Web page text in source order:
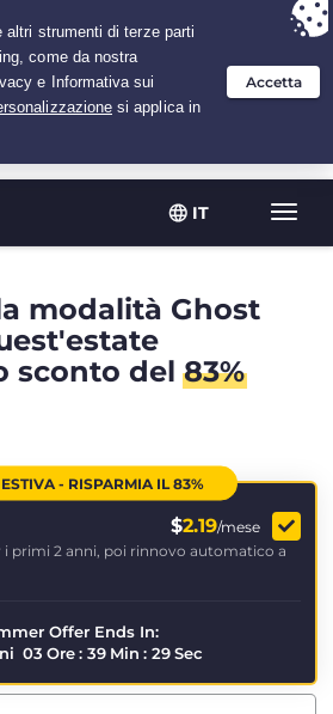
IT
per 2.1666666666667 anni a $
modalità Ghost
sconto del83%
- RISPARMIA IL 83%
$2.19/mese
i primi 2 anni, poi rinnovo automatico a
Offer Ends In:
03 Ore : 39 Min : 28 Sec